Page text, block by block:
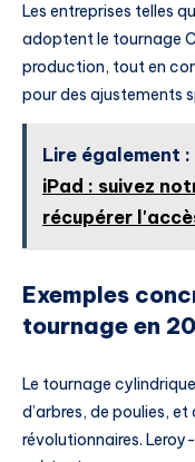
Les entreprises telles
adoptent le tournage
production, tout en
pour des ajustements
Lire également :
iPad : suivez
récupérer
Exemples
tournage en
Le tournage
d’arbres, de poulies,
révolutionnaires.